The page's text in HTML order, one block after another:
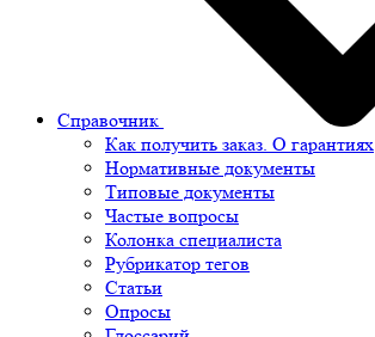
Справочник
Как получить заказ. О гарантиях
Нормативные документы
Типовые документы
Частые вопросы
Колонка специалиста
Рубрикатор тегов
Статьи
Опросы